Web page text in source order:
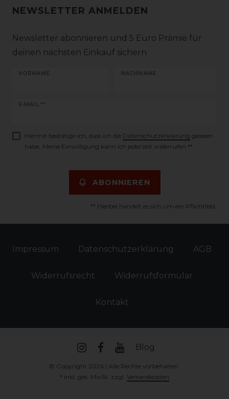
NEWSLETTER ANMELDEN
Newsletter abonnieren und 5 Euro Prämie für
deinen nächsten Einkauf sichern
VORNAME NACHNAME
E-MAIL **
Newsletter
Hiermit bestätige ich, dass ich die Daten­schutz­erklärung gelesen
habe. Meine Einwilligung kann ich jederzeit widerrufen.**
ABONNIEREN
** Hierbei handelt es sich um ein Pflichtfeld.
Impressum Daten­schutz­erklärung AGB
Widerrufs­recht Widerrufs­formular
Kontakt
Blog
© Copyright 2026 | Alle Rechte vorbehalten.
* inkl. ges. MwSt. zzgl. Versandkosten